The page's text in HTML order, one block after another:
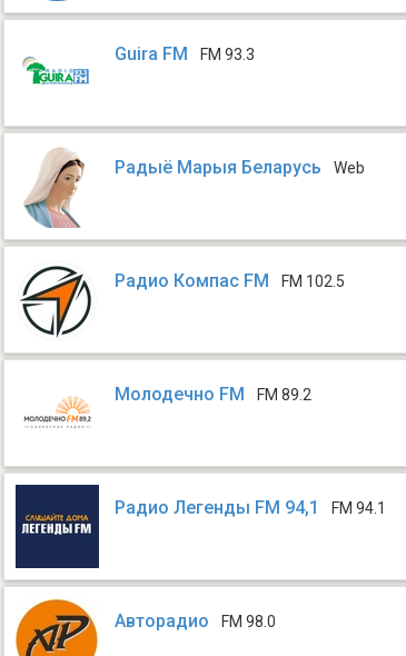
Guira FM FM 93.3
Радыё Марыя Беларусь Web
Радио Компас FM FM 102.5
Молодечно FM FM 89.2
Радио Легенды FM 94,1 FM 94.1
Авторадио FM 98.0